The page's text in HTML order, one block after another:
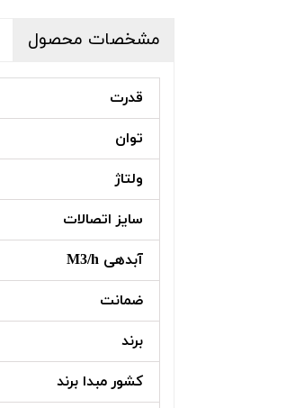
مشخصات محصول
قدرت
توان
ولتاژ
سایز اتصالات
آبدهی M3/h
ضمانت
برند
کشور مبدا برند